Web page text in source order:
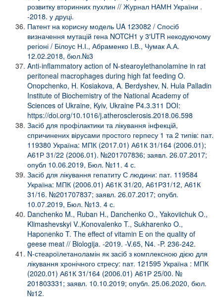
розвитку вторинних пухлин // Журнал НАМН України .
-2018. у друці.
Патент на корисну модель UA 123082 / Спосіб
визначення мутацій гена NOTCH1 у 3′UTR некодуючому
регіоні / Білоус Н.І., Абраменко І.В., Чумак А.А.
12.02.2018, бюл.№3
Anti-inflammatory action of N-stearoylethanolamine in rat
peritoneal macrophages during high fat feeding O.
Onopchenko, H. Kosiakova, A. Berdyshev, N. Hula Palladin
Institute of Biochemistry of the National Academy of
Sciences of Ukraine, Kyiv, Ukraine P4.3.311 DOI:
https://doi.org/10.1016/j.atherosclerosis.2018.06.598
Засіб для профілактики та лікування інфекцій,
спричинених вірусами простого герпесу 1 та 2 типів: пат.
119380 Україна: МПК (2017.01) А61К 31/164 (2006.01);
А61Р 31/22 (2006.01). №201707836; заявл. 26.07.2017;
опубл 10.06.2019, Бюл. №11. 4 с.
Засіб для лікування гепатиту С людини: пат. 119584
Україна: МПК (2006.01) А61К 31/20, А61Р31/12, А61К
31/16. №201707837; заявл. 26.07.2017; опубл.
10.07.2019, Бюл. №13. 4 с.
Danchenko M., Ruban H., Danchenko O., Yakoviichuk O.,
Klimashevskyi V.,Konovalenko T., Sukharenko O.,
Haponenko T. The effect of vitamin E on the quality of
geese meat // Biologija. -2019. -V.65, N4. -P. 236-242.
N-стеароїлетаноламін як засіб з комплексною дією для
лікування хронічного стресу: пат. 121595 Україна : МПК
(2020.01) А61К 31/164 (2006.01) А61Р 25/00. №
201803331; заявл. 10.10.2019; опубл. 25.06.2020, бюл.
№12.